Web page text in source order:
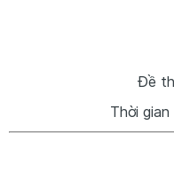
Đề
Thời gian